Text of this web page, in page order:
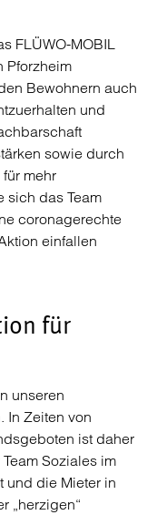
FLÜWO-MOBIL
Pforzheim
Bewohnern auch
und
sowie durch
mehr
sich das Team
coronagerechte
einfallen
für
unseren
In Zeiten von
ist daher
Soziales im
und die Mieter in
„herzigen“